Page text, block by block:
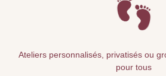
Ateliers personnalisés, privatisés ou
pour tous